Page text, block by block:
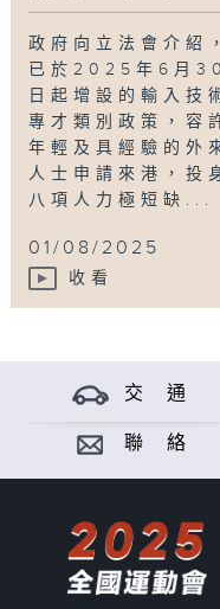
政府向立法會介紹
已於2025年6月30
日起增設的輸入技
專才類別政策，容
年輕及具經驗的外
人士申請來港，投
八項人力極短缺...
01/08/2025
收看
交 通
聯 絡